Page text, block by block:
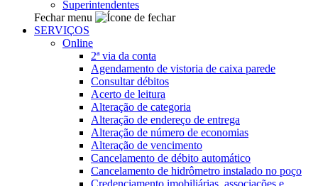
Superintendentes
Fechar menu
SERVIÇOS
Online
2ª via da conta
Agendamento de vistoria de caixa parede
Consultar débitos
Acerto de leitura
Alteração de categoria
Alteração de endereço de entrega
Alteração de número de economias
Alteração de vencimento
Cancelamento de débito automático
Cancelamento de hidrômetro instalado no poço
Credenciamento imobiliárias, associações e